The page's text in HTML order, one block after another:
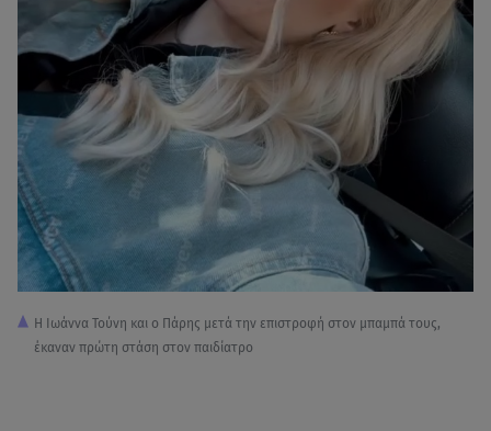
Η Ιωάννα Τούνη και ο Πάρης μετά την επιστροφή στον μπαμπά τους,
έκαναν πρώτη στάση στον παιδίατρο